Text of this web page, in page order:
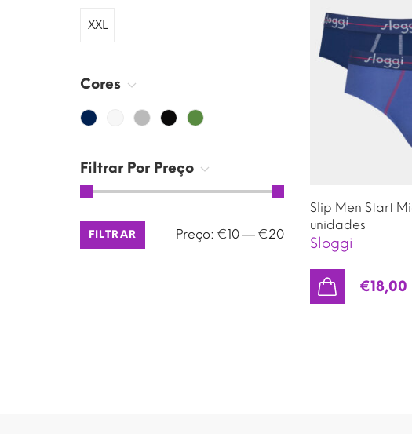
Slip Men Start
unidades
Sloggi
€18,00
XXL
Cores
Filtrar Por Preço
Preço
Preço
FILTRAR Preço: €10— €20